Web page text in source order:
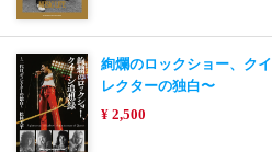
絢爛のロックショー、ク
レクターの独白〜
¥ 2,500